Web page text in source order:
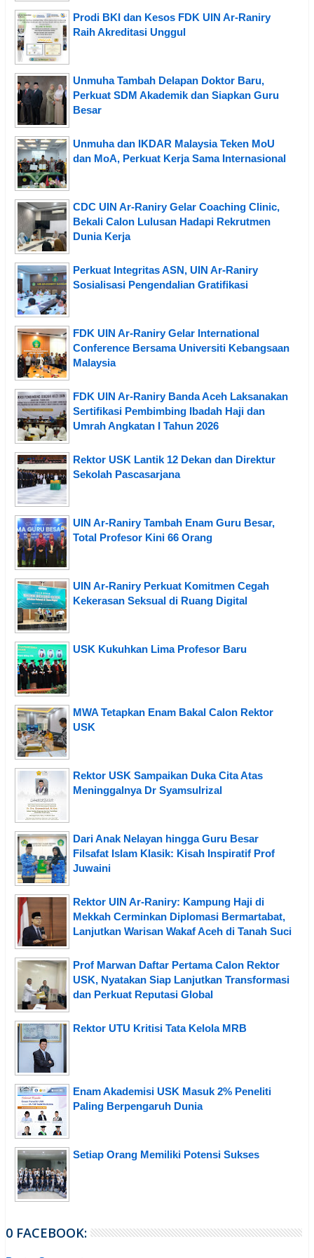
Prodi BKI dan Kesos FDK UIN Ar-Raniry
Raih Akreditasi Unggul
Unmuha Tambah Delapan Doktor Baru,
Perkuat SDM Akademik dan Siapkan Guru
Besar
Unmuha dan IKDAR Malaysia Teken MoU
dan MoA, Perkuat Kerja Sama Internasional
CDC UIN Ar-Raniry Gelar Coaching Clinic,
Bekali Calon Lulusan Hadapi Rekrutmen
Dunia Kerja
Perkuat Integritas ASN, UIN Ar-Raniry
Sosialisasi Pengendalian Gratifikasi
FDK UIN Ar-Raniry Gelar International
Conference Bersama Universiti Kebangsaan
Malaysia
FDK UIN Ar-Raniry Banda Aceh Laksanakan
Sertifikasi Pembimbing Ibadah Haji dan
Umrah Angkatan I Tahun 2026
Rektor USK Lantik 12 Dekan dan Direktur
Sekolah Pascasarjana
UIN Ar-Raniry Tambah Enam Guru Besar,
Total Profesor Kini 66 Orang
UIN Ar-Raniry Perkuat Komitmen Cegah
Kekerasan Seksual di Ruang Digital
USK Kukuhkan Lima Profesor Baru
MWA Tetapkan Enam Bakal Calon Rektor
USK
Rektor USK Sampaikan Duka Cita Atas
Meninggalnya Dr Syamsulrizal
Dari Anak Nelayan hingga Guru Besar
Filsafat Islam Klasik: Kisah Inspiratif Prof
Juwaini
Rektor UIN Ar-Raniry: Kampung Haji di
Mekkah Cerminkan Diplomasi Bermartabat,
Lanjutkan Warisan Wakaf Aceh di Tanah Suci
Prof Marwan Daftar Pertama Calon Rektor
USK, Nyatakan Siap Lanjutkan Transformasi
dan Perkuat Reputasi Global
Rektor UTU Kritisi Tata Kelola MRB
Enam Akademisi USK Masuk 2% Peneliti
Paling Berpengaruh Dunia
Setiap Orang Memiliki Potensi Sukses
0 FACEBOOK: